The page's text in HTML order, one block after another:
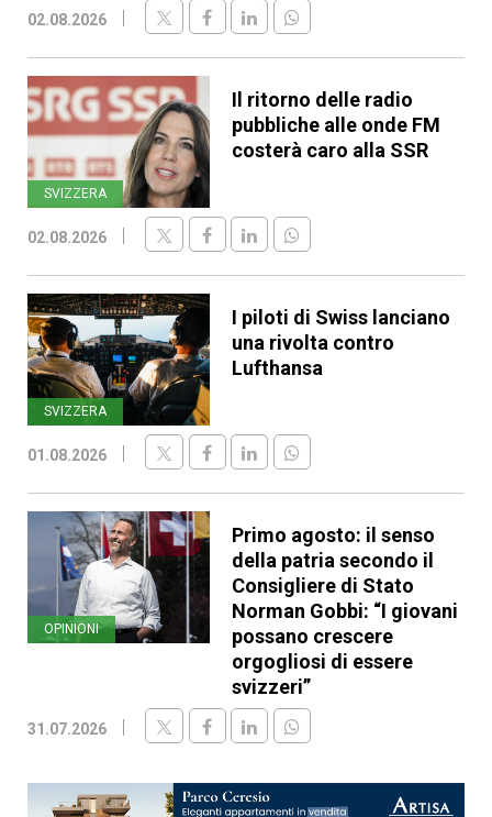
02.08.2026
SVIZZERA
Il ritorno delle radio
pubbliche alle onde FM
costerà caro alla SSR
02.08.2026
SVIZZERA
I piloti di Swiss lanciano
una rivolta contro
Lufthansa
01.08.2026
OPINIONI
Primo agosto: il senso
della patria secondo il
Consigliere di Stato
Norman Gobbi: “I giovani
possano crescere
orgogliosi di essere
svizzeri”
31.07.2026